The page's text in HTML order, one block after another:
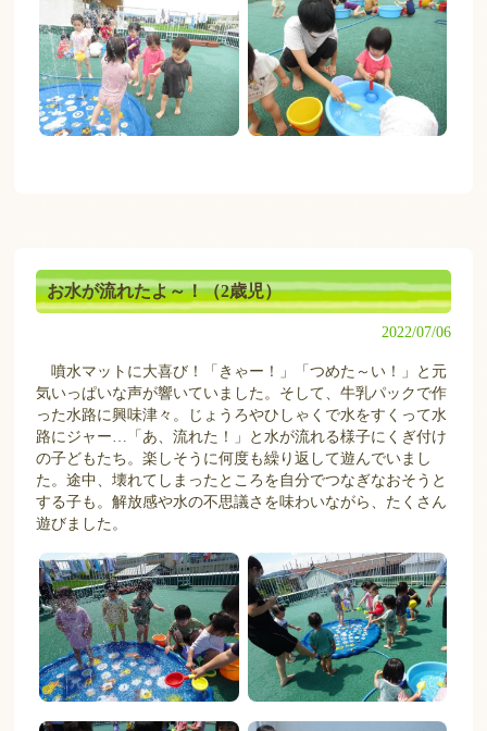
お水が流れたよ～！（2歳児）
2022/07/06
噴水マットに大喜び！「きゃー！」「つめた～い！」と元
気いっぱいな声が響いていました。そして、牛乳パックで作
った水路に興味津々。じょうろやひしゃくで水をすくって水
路にジャー…「あ、流れた！」と水が流れる様子にくぎ付け
の子どもたち。楽しそうに何度も繰り返して遊んでいまし
た。途中、壊れてしまったところを自分でつなぎなおそうと
する子も。解放感や水の不思議さを味わいながら、たくさん
遊びました。